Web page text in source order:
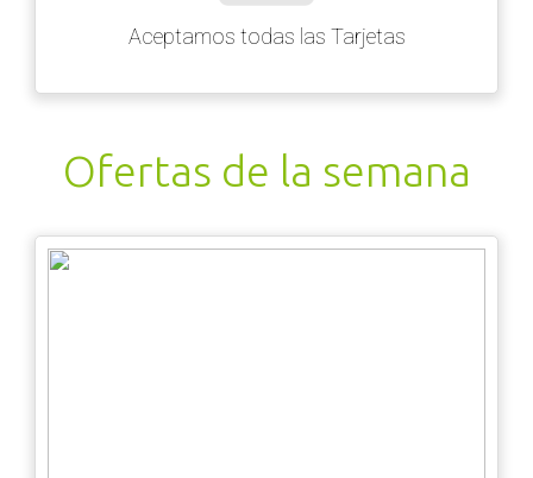
Ventas x Mayor y Menor
Ofertas de la semana